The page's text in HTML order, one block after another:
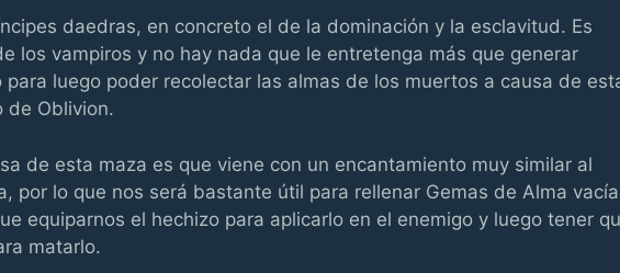
daedras, en concreto el de la dominación y la esclavitud. Es
los vampiros y no hay nada que le entretenga más que generar
luego poder recolectar las almas de los muertos a causa de
de Oblivion.
de esta maza es que viene con un encantamiento muy similar al
por lo que nos será bastante útil para rellenar Gemas de Alma
equiparnos el hechizo para aplicarlo en el enemigo y luego tener
matarlo.